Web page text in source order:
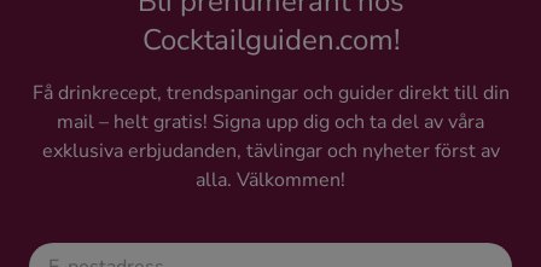
Whisky
Cocktailguiden.com!
Få drinkrecept, trendspaningar och guider direkt till din
mail – helt gratis! Signa upp dig och ta del av våra
exklusiva erbjudanden, tävlingar och nyheter först av
alla. Välkommen!